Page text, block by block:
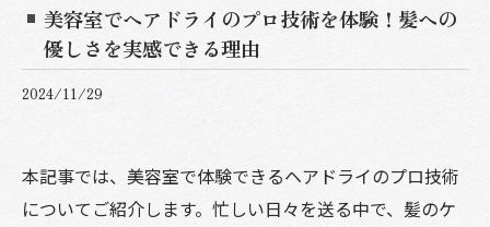
美容室でヘアドライのプロ技術を体験！髪への
優しさを実感できる理由
2024/11/29
本記事では、美容室で体験できるヘアドライのプロ技術
についてご紹介します。忙しい日々を送る中で、髪のケ